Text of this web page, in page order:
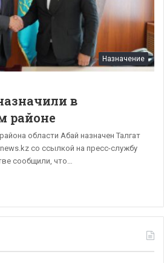
Назначение
в
районе
области Абай назначен Талгат
со ссылкой на пресс-службу
сообщили, что…